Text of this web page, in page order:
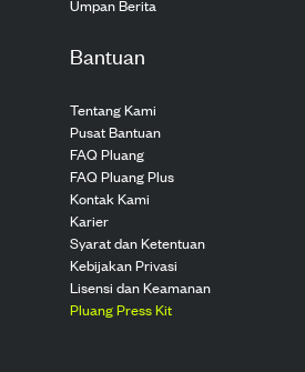
Umpan Berita
Bantuan
Tentang Kami
Pusat Bantuan
FAQ Pluang
FAQ Pluang Plus
Kontak Kami
Karier
Syarat dan Ketentuan
Kebijakan Privasi
Lisensi dan Keamanan
Pluang Press Kit